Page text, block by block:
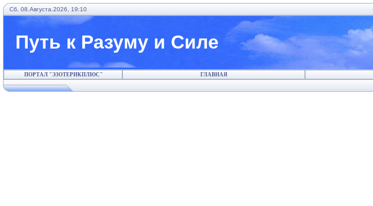
Сб, 08.Августа.2026, 19:10
Путь к Разуму и Силе
ПОРТАЛ "ЭЗОТЕРИКПЛЮС" ГЛАВНАЯ